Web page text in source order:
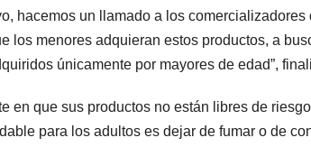
hacemos un llamado a los
los menores adquieran estos productos, a
únicamente por mayores de edad”,
en que sus productos no están libres de
para los adultos es dejar de fumar o de